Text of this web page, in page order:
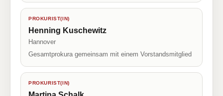
PROKURIST(IN)
Henning Kuschewitz
Hannover
Gesamtprokura gemeinsam mit einem Vorstandsmitglied
PROKURIST(IN)